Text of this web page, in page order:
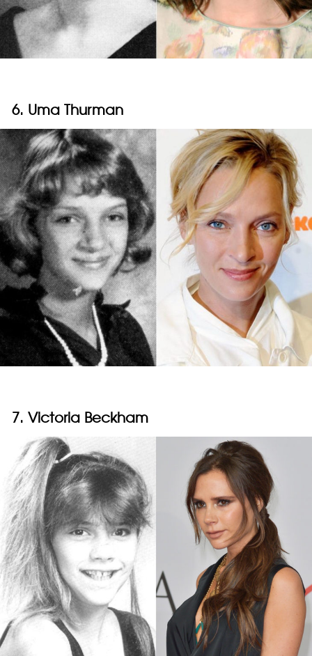
6. Uma Thurman
7. Victoria Beckham